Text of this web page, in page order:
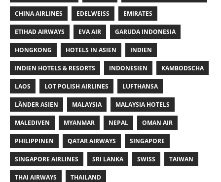
CHINA AIRLINES EDELWEISS EMIRATES
ETIHAD AIRWAYS EVA AIR GARUDA INDONESIA
HONGKONG HOTELS IN ASIEN INDIEN
INDIEN HOTELS & RESORTS INDONESIEN KAMBODSCHA
LAOS LOT POLISH AIRLINES LUFTHANSA
LÄNDER ASIEN MALAYSIA MALAYSIA HOTELS
MALEDIVEN MYANMAR NEPAL OMAN AIR
PHILIPPINEN QATAR AIRWAYS SINGAPORE
SINGAPORE AIRLINES SRI LANKA SWISS TAIWAN
THAI AIRWAYS THAILAND